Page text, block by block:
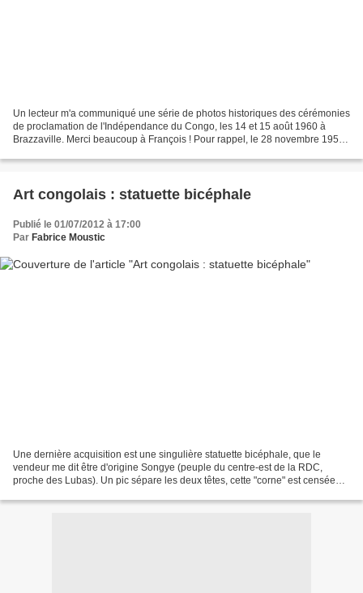
Un lecteur m'a communiqué une série de photos historiques des cérémonies
de proclamation de l'Indépendance du Congo, les 14 et 15 août 1960 à
Brazzaville. Merci beaucoup à François ! Pour rappel, le 28 novembre 1958,
Art congolais : statuette bicéphale
Publié le 01/07/2012 à 17:00
Par Fabrice Moustic
Une dernière acquisition est une singulière statuette bicéphale, que le
vendeur me dit être d'origine Songye (peuple du centre-est de la RDC,
proche des Lubas). Un pic sépare les deux têtes, cette "corne" est censée